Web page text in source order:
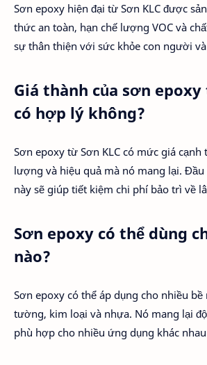
Sơn epoxy hiện đại từ Sơn KLC được
thức an toàn, hạn chế lượng VOC và
sự thân thiện với sức khỏe con người
Giá thành của sơn epoxy
có hợp lý không?
Sơn epoxy từ Sơn KLC có mức giá
lượng và hiệu quả mà nó mang lại.
này sẽ giúp tiết kiệm chi phí bảo trì về
Sơn epoxy có thể dùng
nào?
Sơn epoxy có thể áp dụng cho nhiều
tường, kim loại và nhựa. Nó mang lại
phù hợp cho nhiều ứng dụng khác